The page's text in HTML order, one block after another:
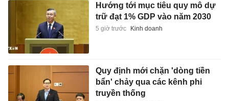
Hướng tới mục tiêu quy mô dự
trữ đạt 1% GDP vào năm 2030
5 giờ trước Kinh doanh
Quy định mới chặn 'dòng tiền
bẩn' chảy qua các kênh phi
truyền thống